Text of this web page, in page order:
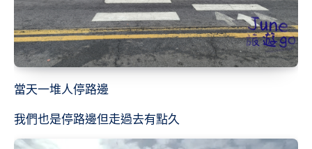
當天一堆人停路邊
我們也是停路邊但走過去有點久